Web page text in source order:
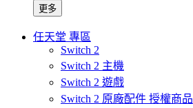
更多
任天堂 專區
Switch 2
Switch 2 主機
Switch 2 遊戲
Switch 2 原廠配件 授權商品